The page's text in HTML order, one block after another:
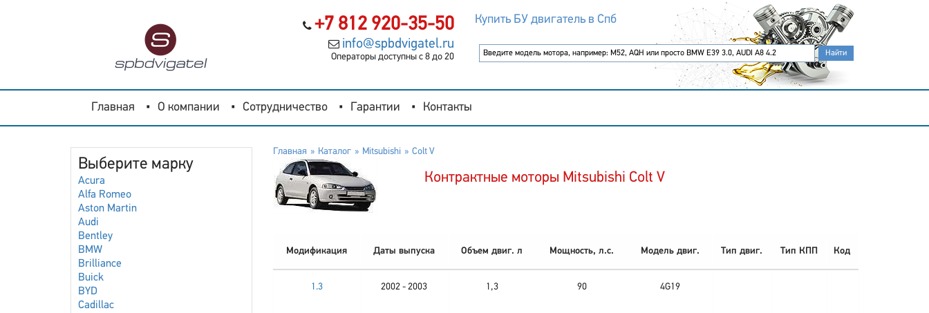
+7 812 920-35-50
info@spbdvigatel.ru
Операторы доступны с 8 до 20
Купить БУ двигатель в Спб
Главная О компании Сотрудничество Гарантии Контакты
Выберите марку
Acura
Alfa Romeo
Aston Martin
Audi
Bentley
BMW
Brilliance
Buick
BYD
Cadillac
Главная Каталог Mitsubishi Colt V
Контрактные моторы Mitsubishi Colt V
Модификация Даты выпуска Объем двиг. л Мощность, л.с. Модель двиг. Тип двиг. Тип КПП Код
1.3 2002 - 2003 1,3 90 4G19